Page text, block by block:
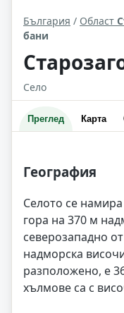
България / Област
бани
Село
Преглед Карта
География
Селото се
гора на 370 м
северозападно
надморска
разположено, е
хълмове са с